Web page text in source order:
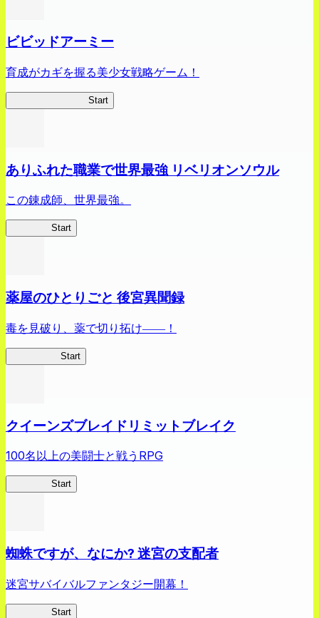
ビビッドアーミー
育成がカギを握る美少女戦略ゲーム！
Start
ありふれた職業で世界最強 リベリオンソウル
この錬成師、世界最強。
Start
薬屋のひとりごと 後宮異聞録
毒を見破り、薬で切り拓け――！
Start
クイーンズブレイドリミットブレイク
100名以上の美闘士と戦うRPG
Start
蜘蛛ですが、なにか? 迷宮の支配者
迷宮サバイバルファンタジー開幕！
Start